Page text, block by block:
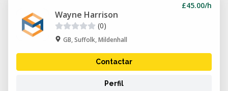
£45.00/h
Wayne Harrison
(0)
GB, Suffolk, Mildenhall
Contactar
Perfil